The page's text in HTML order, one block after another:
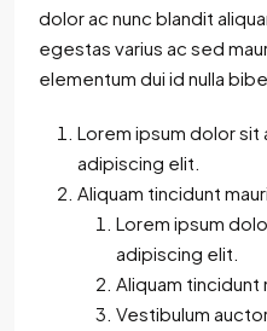
dolor ac nunc blandit
egestas varius ac sed
elementum dui id nulla
Lorem ipsum dolor
adipiscing elit.
Aliquam tincidunt
Lorem ipsum
adipiscing elit.
Aliquam tincidunt
Vestibulum